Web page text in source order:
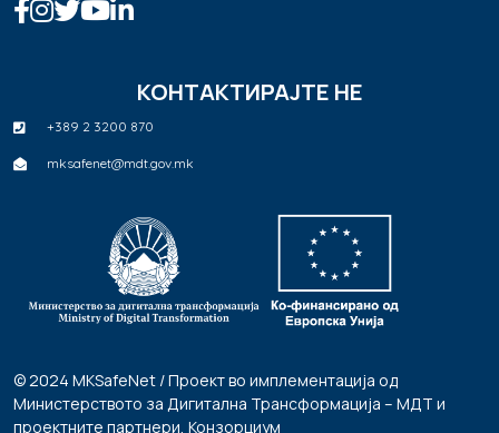
КОНТАКТИРАЈТЕ НЕ
+389 2 3200 870
mksafenet@mdt.gov.mk
© 2024 MKSafeNet / Проект во имплементација од
Министерството за Дигитална Трансформација – МДТ и
проектните партнери, Конзорциум